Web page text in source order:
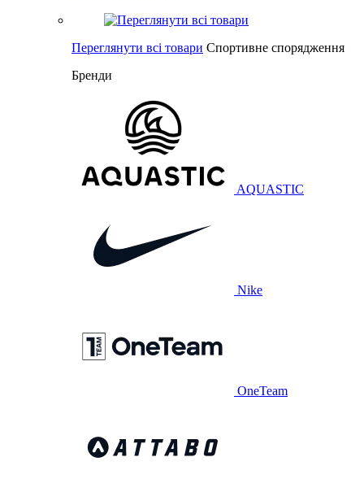
Переглянути всі товари Спортивне спорядження
Бренди
AQUASTIC
Nike
OneTeam